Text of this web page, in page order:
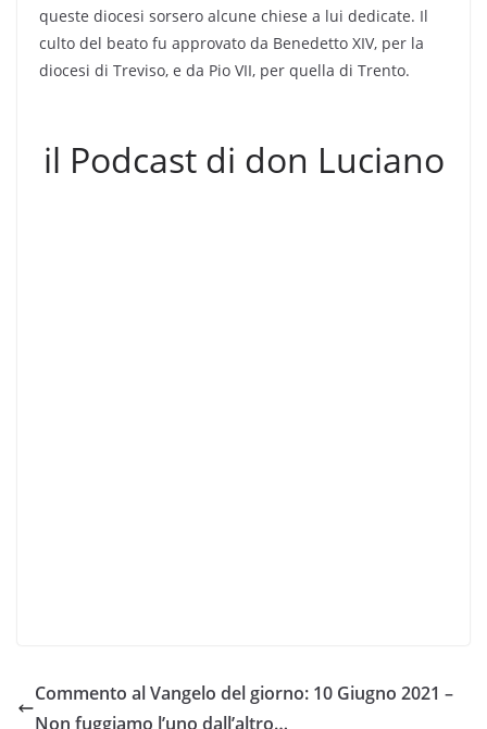
queste diocesi sorsero alcune chiese a lui dedicate. Il
culto del beato fu approvato da Benedetto XIV, per la
diocesi di Treviso, e da Pio VII, per quella di Trento.
il Podcast di don Luciano
Commento al Vangelo del giorno: 10 Giugno 2021 –
Non fuggiamo l’uno dall’altro…